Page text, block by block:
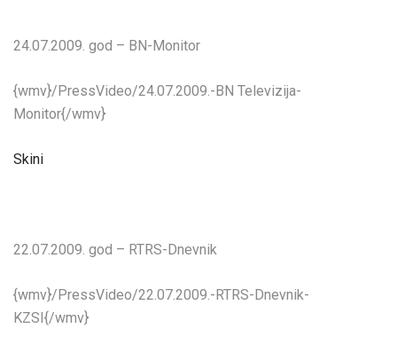
24.07.2009. god – BN-Monitor
{wmv}/PressVideo/24.07.2009.-BN Televizija-
Monitor{/wmv}
Skini
22.07.2009. god – RTRS-Dnevnik
{wmv}/PressVideo/22.07.2009.-RTRS-Dnevnik-
KZSI{/wmv}